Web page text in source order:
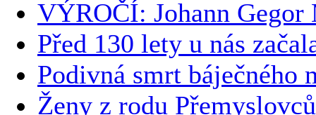
VÝROČÍ: Johann Gegor
Před 130 lety u nás
Podivná smrt báječného
Ženy z rodu Přemyslovců